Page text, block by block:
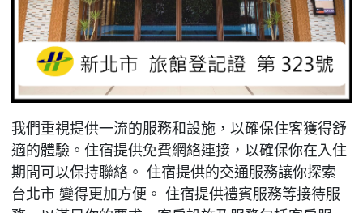
我們重視提供一流的服務和設施，以確保住客獲得舒
適的體驗。住宿提供免費網絡連接，以確保你在入住
期間可以保持聯絡。 住宿提供的交通服務讓你探索
台北市 變得更加方便。 住宿提供禮賓服務等接待服